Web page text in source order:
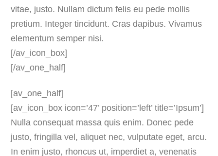
vitae, justo. Nullam dictum felis eu pede mollis
pretium. Integer tincidunt. Cras dapibus. Vivamus
elementum semper nisi.
[/av_icon_box]
[/av_one_half]
[av_one_half]
[av_icon_box icon=’47’ position=’left’ title=’Ipsum’]
Nulla consequat massa quis enim. Donec pede
justo, fringilla vel, aliquet nec, vulputate eget, arcu.
In enim justo, rhoncus ut, imperdiet a, venenatis